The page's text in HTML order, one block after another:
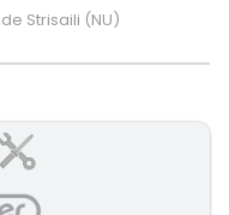
Strisaili (NU)